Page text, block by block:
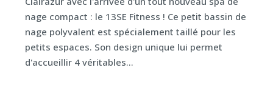
nage compact : le 13SE Fitness ! Ce petit bassin de
nage polyvalent est spécialement taillé pour les
petits espaces. Son design unique lui permet
d'accueillir 4 véritables...